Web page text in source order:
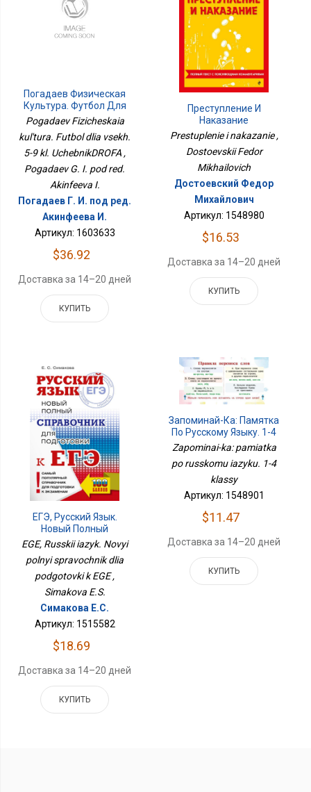
Погадаев Физическая
Культура. Футбол Для
Всех. 5-9 Кл.
УчебникДРОФА
Pogadaev Fizicheskaia
kul'tura. Futbol dlia vsekh.
5-9 kl. UchebnikDROFA ,
Pogadaev G. I. pod red.
Akinfeeva I.
Погадаев Г. И. под ред.
Акинфеева И.
Артикул: 1603633
$36.92
Доставка за 14–20 дней
КУПИТЬ
Преступление И
Наказание
Prestuplenie i nakazanie ,
Dostoevskii Fedor
Mikhailovich
Достоевский Федор
Михайлович
Артикул: 1548980
$16.53
Доставка за 14–20 дней
КУПИТЬ
ЕГЭ, Русский Язык.
Новый Полный
Справочник Для
Подготовки К ЕГЭ
EGE, Russkii iazyk. Novyi
polnyi spravochnik dlia
podgotovki k EGE ,
Simakova E.S.
Симакова Е.С.
Артикул: 1515582
$18.69
Доставка за 14–20 дней
КУПИТЬ
Запоминай-Ка: Памятка
По Русскому Языку. 1-4
Классы
Zapominai-ka: pamiatka
po russkomu iazyku. 1-4
klassy
Артикул: 1548901
$11.47
Доставка за 14–20 дней
КУПИТЬ